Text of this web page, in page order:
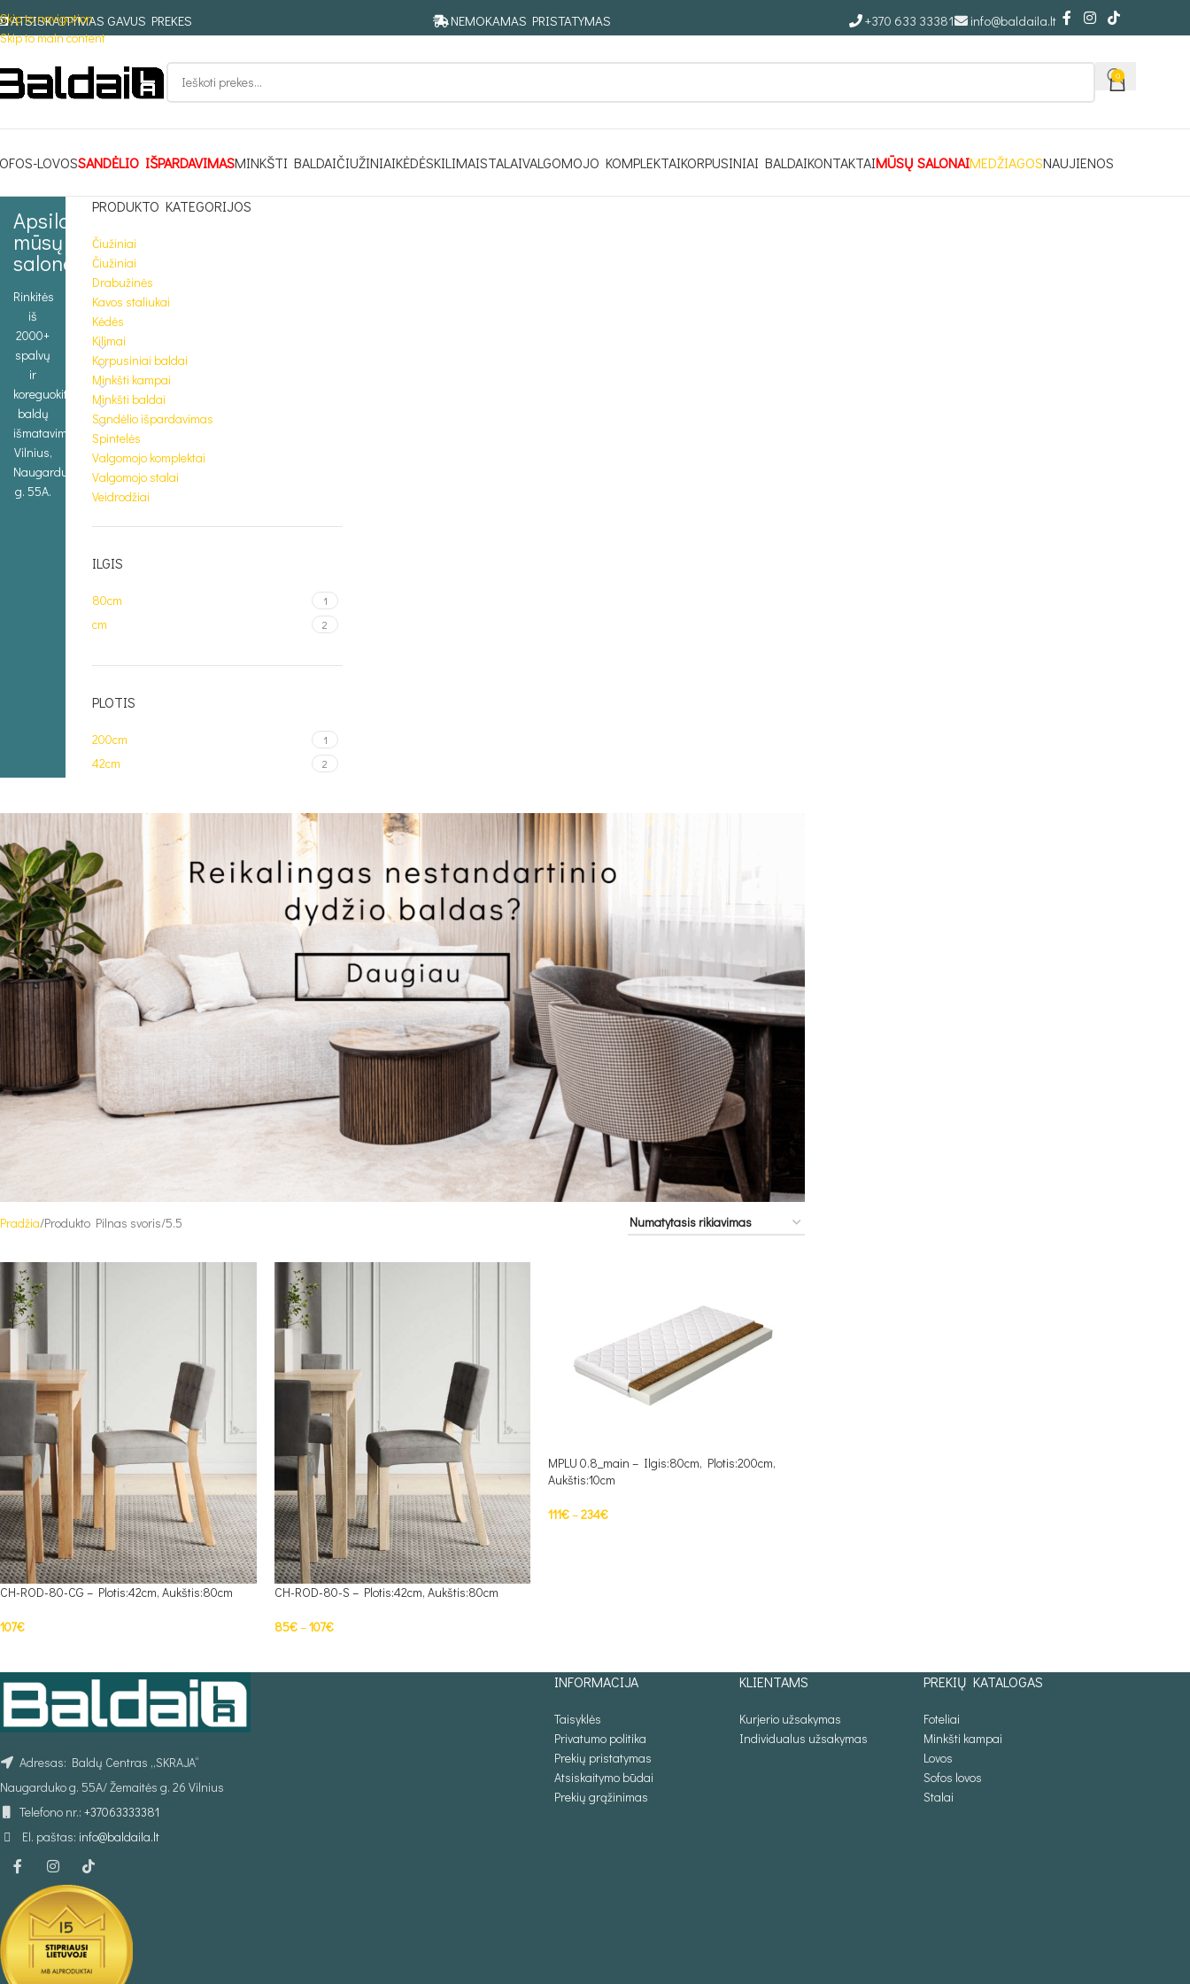
Skip to navigation
Skip to main content
ATSISKAITYMAS GAVUS PREKES NEMOKAMAS PRISTATYMAS +370 633 33381 info@baldaila.lt
0
LOVOSSANDĖLIO IŠPARDAVIMASMINKŠTI BALDAIČIUŽINIAIKĖDĖSKILIMAISTALAIVALGOMOJO KOMPLEKTAIKORPUSINIAI BALDAIKONTAKTAIMŪSŲ SALONAIMEDŽIAGOSNAUJIENOS
Apsilankykite
mūsų
salone
Rinkitės
iš
2000+
spalvų
ir
koreguokite
baldų
išmatavimus.
Vilnius,
Naugarduko
g. 55A.
PRODUKTO KATEGORIJOS
Čiužiniai
Čiužiniai
Drabužinės
Kavos staliukai
Kėdės
Kilimai
Korpusiniai baldai
Minkšti kampai
Minkšti baldai
Sandėlio išpardavimas
Spintelės
Valgomojo komplektai
Valgomojo stalai
Veidrodžiai
ILGIS
80cm 1
cm 2
PLOTIS
200cm 1
42cm 2
Pradžia Produkto Pilnas svoris 5.5
CH-ROD-80-CG – Plotis:42cm, Aukštis:80cm
107€
CH-ROD-80-S – Plotis:42cm, Aukštis:80cm
85€–107€
MPLU 0.8_main – Ilgis:80cm, Plotis:200cm,
Aukštis:10cm
111€–234€
Adresas: Baldų Centras „SKRAJA“
Naugarduko g. 55A/ Žemaitės g. 26 Vilnius
Telefono nr.: +37063333381
El. paštas: info@baldaila.lt
INFORMACIJA
Taisyklės
Privatumo politika
Prekių pristatymas
Atsiskaitymo būdai
Prekių grąžinimas
KLIENTAMS
Kurjerio užsakymas
Individualus užsakymas
PREKIŲ KATALOGAS
Foteliai
Minkšti kampai
Lovos
Sofos lovos
Stalai